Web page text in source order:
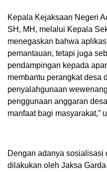
Kepala Kejaksaan Negeri
SH, MH, melalui Kepala
menegaskan bahwa
pemantauan, tetapi juga
pendampingan kepada
membantu perangkat desa
penyalahgunaan
penggunaan anggaran
manfaat bagi masyarakat,”
Dengan adanya sosialisasi
dilakukan oleh Jaksa